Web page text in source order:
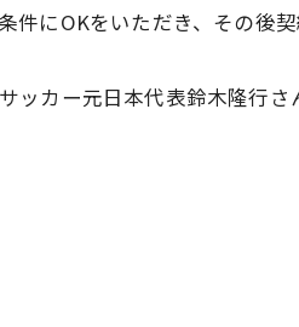
OKをいただき、その後契
ッカー元日本代表鈴木隆行さ